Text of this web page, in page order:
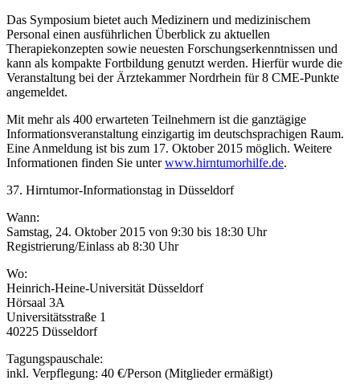
Das Symposium bietet auch Medizinern und medizinischem
Personal einen ausführlichen Überblick zu aktuellen
Therapiekonzepten sowie neuesten Forschungserkenntnissen und
kann als kompakte Fortbildung genutzt werden. Hierfür wurde die
Veranstaltung bei der Ärztekammer Nordrhein für 8 CME-Punkte
angemeldet.
Mit mehr als 400 erwarteten Teilnehmern ist die ganztägige
Informationsveranstaltung einzigartig im deutschsprachigen Raum.
Eine Anmeldung ist bis zum 17. Oktober 2015 möglich. Weitere
Informationen finden Sie unterwww.hirntumorhilfe.de.
37. Hirntumor-Informationstag in Düsseldorf
Wann:
Samstag, 24. Oktober 2015 von 9:30 bis 18:30 Uhr
Registrierung/Einlass ab 8:30 Uhr
Wo:
Heinrich-Heine-Universität Düsseldorf
Hörsaal 3A
Universitätsstraße 1
40225 Düsseldorf
Tagungspauschale:
inkl. Verpflegung: 40 €/Person (Mitglieder ermäßigt)